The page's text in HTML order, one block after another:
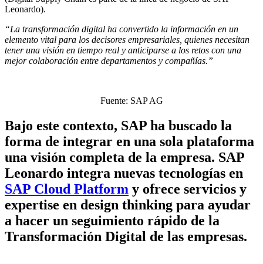
Leonardo).
“La transformación digital ha convertido la información en un
elemento vital para los decisores empresariales, quienes necesitan
tener una visión en tiempo real y anticiparse a los retos con una
mejor colaboración entre departamentos y compañías.”
Fuente: SAP AG
Bajo este contexto, SAP ha buscado la
forma de integrar en una sola plataforma
una visión completa de la empresa. SAP
Leonardo integra nuevas tecnologías en
SAP Cloud Platform y ofrece servicios y
expertise en design thinking para ayudar
a hacer un seguimiento rápido de la
Transformación Digital de las empresas.